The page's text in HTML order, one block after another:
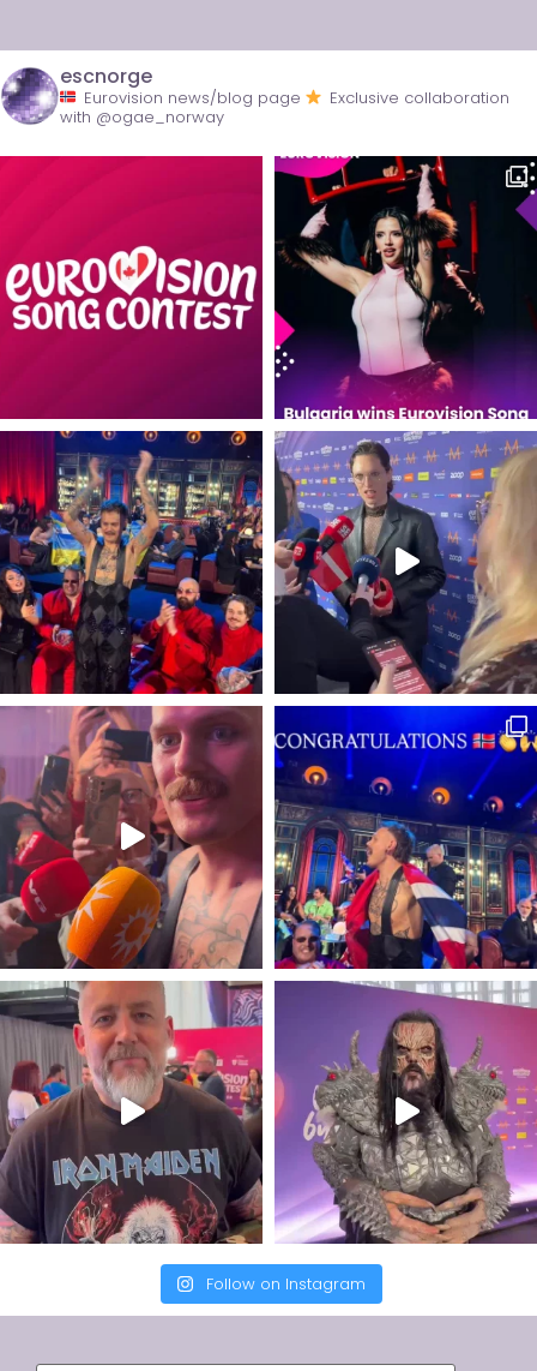
escnorge
Eurovision news/blog page
Exclusive collaboration
with @ogae_norway
Follow on Instagram